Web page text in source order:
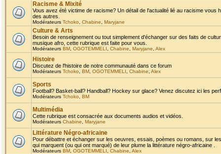
Racisme & Mixité
Vous avez été victime de racisme? Un détail de l'actualité lié au racisme
des autres.
Modérateurs Tchoko Chabine Maryjane
Culture & Arts
Besoin de renseignement ou tout simplement d'échanger sur des faits de
musique afro, cette rubrique est faite pour vous.
Modérateurs BM OGOTEMMELI Chabine Maryjane Alex
Histoire
Discutez de l'histoire de notre communauté dans ce forum
Modérateurs Tchoko BM OGOTEMMELI Chabine Alex
Sports
Football? Basket-ball? Handball? Hockey sur glace? Venez discutez ici les
Modérateurs Tchoko BM
Multimédia
Cette rubrique est consacrée aux documents audios et vidéos.
Modérateurs Chabine Maryjane
Littérature Négro-africaine
Pour débattre et échanger sur les oeuvres, essais, poèmes ou romans, sur
qui marquent (ou qui ont marqué) de leur plume la littérature négro-africaine .
Modérateurs BM OGOTEMMELI Chabine Alex